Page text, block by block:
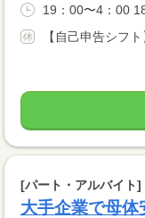
19：00〜4：00
【自己申告シフ
[パート・アルバイト]
大手企業で母